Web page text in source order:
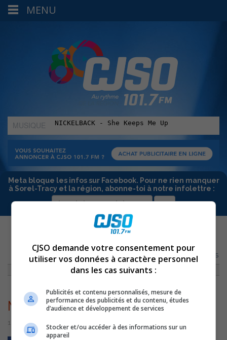
MUSIQUE
:
Meta bloque les infos sur Facebook. Pour ne rien manquer
à Sorel-Tracy et la région, abonne-toi à notre infolettre :
ACCUEIL »ACTUALITÉS»AZIMUT DÉVOILERA SA PROGRAMMATION
HIVER-PRINTEMPS 2023 LE 16 NOVEMBRE
MARCHÉDESARTSDESJARDINS
MarchéDesArtsDesjardins
1 novembre 2022 | Par Sylvain Rochon
MENU
CJSO demande votre consentement pour
utiliser vos données à caractère personnel
dans les cas suivants :
Publicités et contenu personnalisés, mesure de
performance des publicités et du contenu, études
d’audience et développement de services
Stocker et/ou accéder à des informations sur un
appareil